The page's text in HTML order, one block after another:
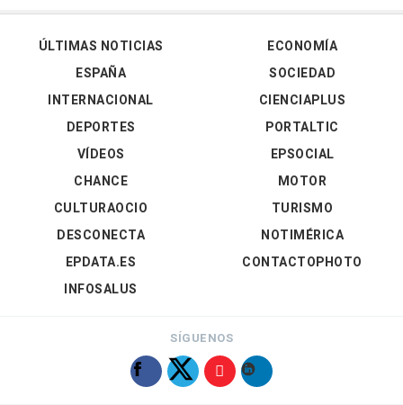
ÚLTIMAS NOTICIAS
ESPAÑA
INTERNACIONAL
DEPORTES
VÍDEOS
ECONOMÍA
SOCIEDAD
CIENCIAPLUS
PORTALTIC
EPSOCIAL
CHANCE
CULTURAOCIO
DESCONECTA
EPDATA.ES
INFOSALUS
MOTOR
TURISMO
NOTIMÉRICA
CONTACTOPHOTO
SÍGUENOS